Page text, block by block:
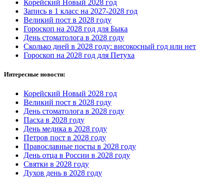
Корейский Новый 2028 год
Запись в 1 класс на 2027-2028 год
Великий пост в 2028 году
Гороскоп на 2028 год для Быка
День стоматолога в 2028 году
Сколько дней в 2028 году: високосный год или нет
Гороскоп на 2028 год для Петуха
Интересные новости:
Корейский Новый 2028 год
Великий пост в 2028 году
День стоматолога в 2028 году
Пасха в 2028 году
День медика в 2028 году
Петров пост в 2028 году
Православные посты в 2028 году
День отца в России в 2028 году
Святки в 2028 году
Духов день в 2028 году